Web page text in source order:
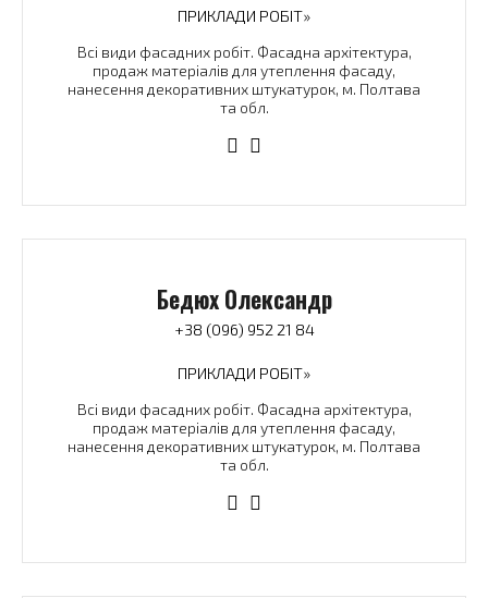
ПРИКЛАДИ РОБІТ»
Всі види фасадних робіт. Фасадна архітектура,
продаж матеріалів для утеплення фасаду,
нанесення декоративних штукатурок, м. Полтава
та обл.
Бедюх Олександр
+38 (096) 952 21 84
ПРИКЛАДИ РОБІТ»
Всі види фасадних робіт. Фасадна архітектура,
продаж матеріалів для утеплення фасаду,
нанесення декоративних штукатурок, м. Полтава
та обл.